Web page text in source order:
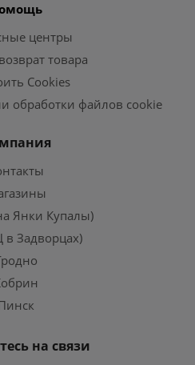
центры
товара
Cookies
обработки файлов cookie
Янки Купалы)
в Задворцах)
на связи